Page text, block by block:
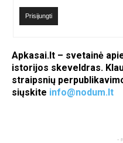
Prisijungti
Apkasai.lt – svetainė
istorijos skeveldras.
straipsnių
siųskite info@nodum.lt
-